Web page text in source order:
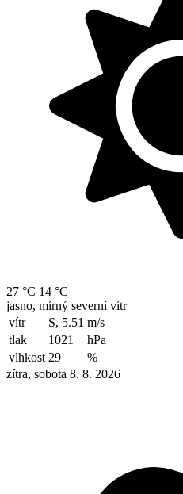
27 °C 14 °C
jasno, mírný severní vítr
vítr
S, 5.51 m/s
tlak
1021
hPa
vlhkost 29
%
zítra, sobota 8. 8. 2026